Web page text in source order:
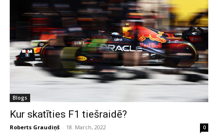
Blogs
Kur skatīties F1 tiešraidē?
Roberts Graudiņš - 18. March, 2022 0